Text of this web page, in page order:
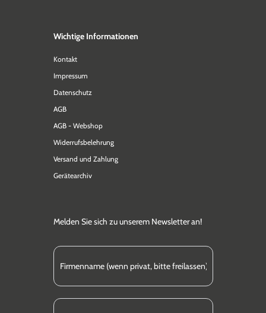
Wichtige Informationen
Kontakt
Impressum
Datenschutz
AGB
AGB - Webshop
Widerrufsbelehrung
Versand und Zahlung
Gerätearchiv
Melden Sie sich zu unserem Newsletter an!